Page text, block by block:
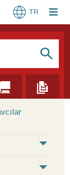
TR
S